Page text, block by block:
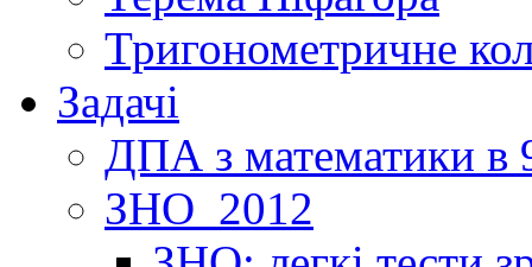
Тригонометричне
Задачі
ДПА з математики в
ЗНО_2012